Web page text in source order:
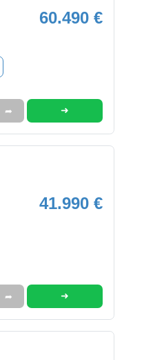
60.490 €
➦ ➜
41.990 €
➦ ➜